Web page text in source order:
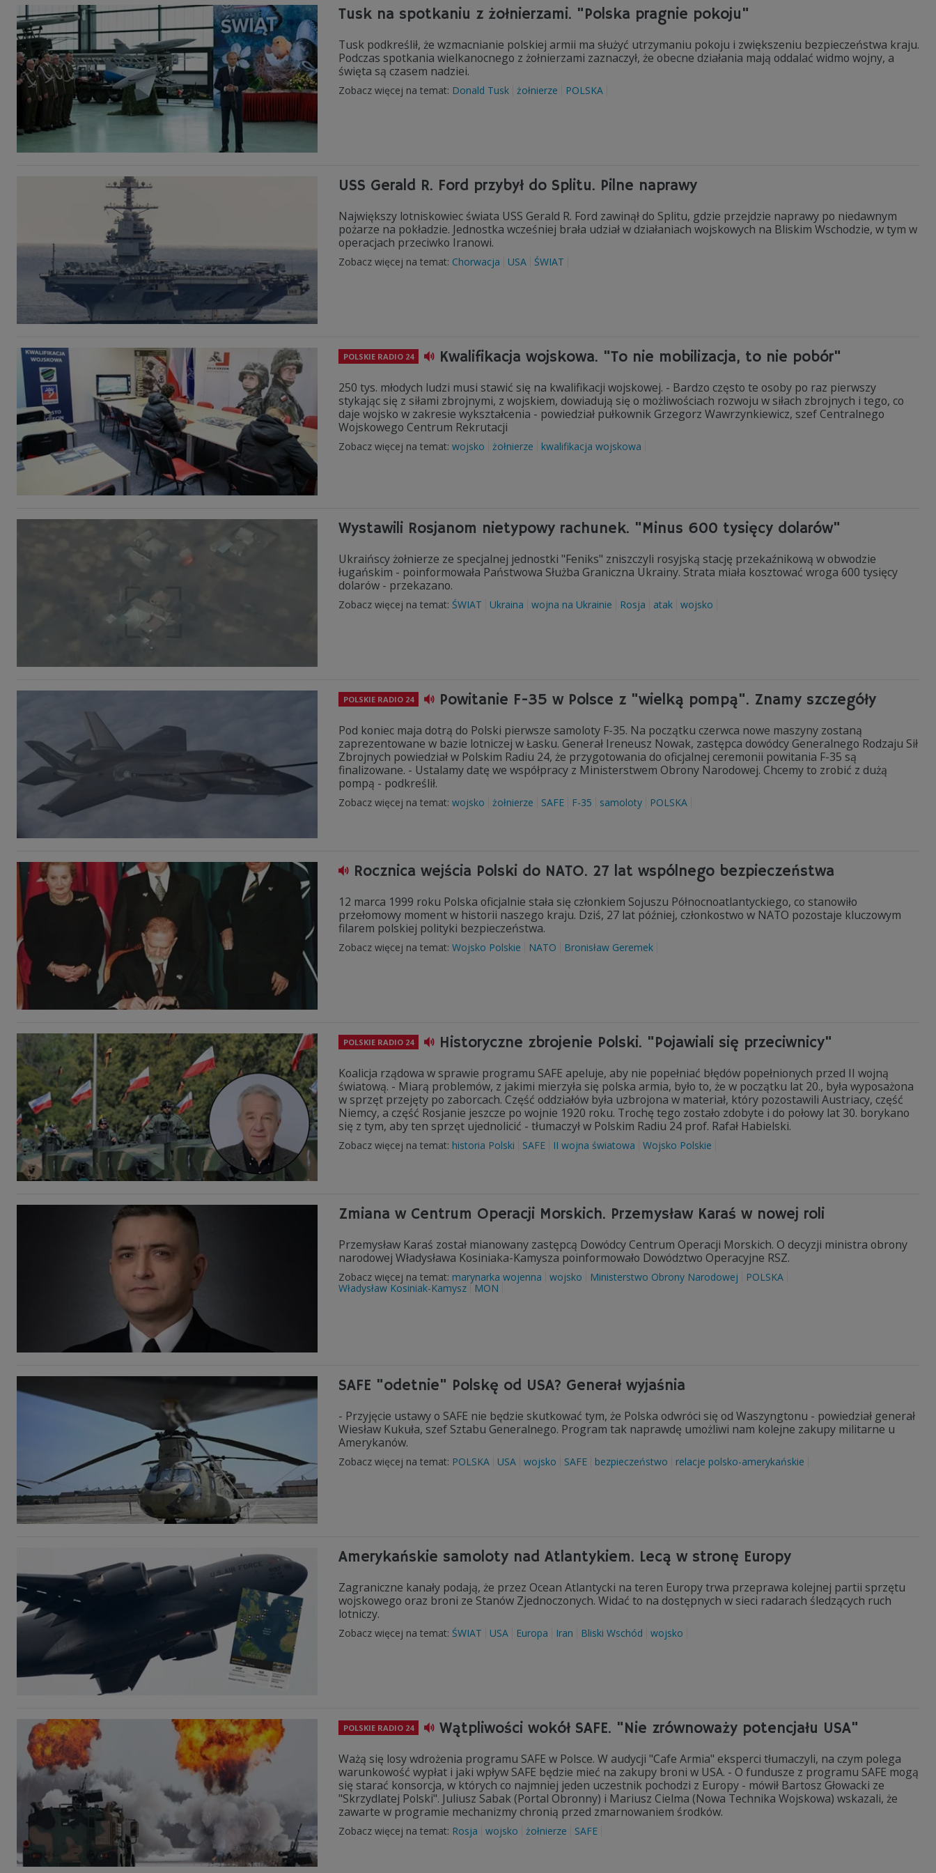
Tusk na spotkaniu z żołnierzami. "Polska pragnie pokoju"
Tusk podkreślił, że wzmacnianie polskiej armii ma służyć utrzymaniu pokoju i zwiększeniu bezpieczeństwa kraju.
Podczas spotkania wielkanocnego z żołnierzami zaznaczył, że obecne działania mają oddalać widmo wojny, a
święta są czasem nadziei.
Zobacz więcej na temat: Donald Tusk żołnierze POLSKA
USS Gerald R. Ford przybył do Splitu. Pilne naprawy
Największy lotniskowiec świata USS Gerald R. Ford zawinął do Splitu, gdzie przejdzie naprawy po niedawnym
pożarze na pokładzie. Jednostka wcześniej brała udział w działaniach wojskowych na Bliskim Wschodzie, w tym w
operacjach przeciwko Iranowi.
Zobacz więcej na temat: Chorwacja USA ŚWIAT
POLSKIE RADIO 24 Kwalifikacja wojskowa. "To nie mobilizacja, to nie pobór"
250 tys. młodych ludzi musi stawić się na kwalifikacji wojskowej. - Bardzo często te osoby po raz pierwszy
stykając się z siłami zbrojnymi, z wojskiem, dowiadują się o możliwościach rozwoju w siłach zbrojnych i tego, co
daje wojsko w zakresie wykształcenia - powiedział pułkownik Grzegorz Wawrzynkiewicz, szef Centralnego
Wojskowego Centrum Rekrutacji
Zobacz więcej na temat: wojsko żołnierze kwalifikacja wojskowa
Wystawili Rosjanom nietypowy rachunek. "Minus 600 tysięcy dolarów"
Ukraińscy żołnierze ze specjalnej jednostki "Feniks" zniszczyli rosyjską stację przekaźnikową w obwodzie
ługańskim - poinformowała Państwowa Służba Graniczna Ukrainy. Strata miała kosztować wroga 600 tysięcy
dolarów - przekazano.
Zobacz więcej na temat: ŚWIAT Ukraina wojna na Ukrainie Rosja atak wojsko
POLSKIE RADIO 24 Powitanie F-35 w Polsce z "wielką pompą". Znamy szczegóły
Pod koniec maja dotrą do Polski pierwsze samoloty F-35. Na początku czerwca nowe maszyny zostaną
zaprezentowane w bazie lotniczej w Łasku. Generał Ireneusz Nowak, zastępca dowódcy Generalnego Rodzaju Sił
Zbrojnych powiedział w Polskim Radiu 24, że przygotowania do oficjalnej ceremonii powitania F-35 są
finalizowane. - Ustalamy datę we współpracy z Ministerstwem Obrony Narodowej. Chcemy to zrobić z dużą
pompą - podkreślił.
Zobacz więcej na temat: wojsko żołnierze SAFE F-35 samoloty POLSKA
Rocznica wejścia Polski do NATO. 27 lat wspólnego bezpieczeństwa
12 marca 1999 roku Polska oficjalnie stała się członkiem Sojuszu Północnoatlantyckiego, co stanowiło
przełomowy moment w historii naszego kraju. Dziś, 27 lat później, członkostwo w NATO pozostaje kluczowym
filarem polskiej polityki bezpieczeństwa.
Zobacz więcej na temat: Wojsko Polskie NATO Bronisław Geremek
POLSKIE RADIO 24 Historyczne zbrojenie Polski. "Pojawiali się przeciwnicy"
Koalicja rządowa w sprawie programu SAFE apeluje, aby nie popełniać błędów popełnionych przed II wojną
światową. - Miarą problemów, z jakimi mierzyła się polska armia, było to, że w początku lat 20., była wyposażona
w sprzęt przejęty po zaborcach. Część oddziałów była uzbrojona w materiał, który pozostawili Austriacy, część
Niemcy, a część Rosjanie jeszcze po wojnie 1920 roku. Trochę tego zostało zdobyte i do połowy lat 30. borykano
się z tym, aby ten sprzęt ujednolicić - tłumaczył w Polskim Radiu 24 prof. Rafał Habielski.
Zobacz więcej na temat: historia Polski SAFE II wojna światowa Wojsko Polskie
Zmiana w Centrum Operacji Morskich. Przemysław Karaś w nowej roli
Przemysław Karaś został mianowany zastępcą Dowódcy Centrum Operacji Morskich. O decyzji ministra obrony
narodowej Władysława Kosiniaka-Kamysza poinformowało Dowództwo Operacyjne RSZ.
Zobacz więcej na temat: marynarka wojenna wojsko Ministerstwo Obrony Narodowej
POLSKA
Władysław Kosiniak-Kamysz
MON
SAFE "odetnie" Polskę od USA? Generał wyjaśnia
- Przyjęcie ustawy o SAFE nie będzie skutkować tym, że Polska odwróci się od Waszyngtonu - powiedział generał
Wiesław Kukuła, szef Sztabu Generalnego. Program tak naprawdę umożliwi nam kolejne zakupy militarne u
Amerykanów.
Zobacz więcej na temat: POLSKA USA wojsko SAFE bezpieczeństwo relacje polsko-amerykańskie
Amerykańskie samoloty nad Atlantykiem. Lecą w stronę Europy
Zagraniczne kanały podają, że przez Ocean Atlantycki na teren Europy trwa przeprawa kolejnej partii sprzętu
wojskowego oraz broni ze Stanów Zjednoczonych. Widać to na dostępnych w sieci radarach śledzących ruch
lotniczy.
Zobacz więcej na temat: ŚWIAT USA Europa Iran Bliski Wschód wojsko
POLSKIE RADIO 24 Wątpliwości wokół SAFE. "Nie zrównoważy potencjału USA"
Ważą się losy wdrożenia programu SAFE w Polsce. W audycji "Cafe Armia" eksperci tłumaczyli, na czym polega
warunkowość wypłat i jaki wpływ SAFE będzie mieć na zakupy broni w USA. - O fundusze z programu SAFE mogą
się starać konsorcja, w których co najmniej jeden uczestnik pochodzi z Europy - mówił Bartosz Głowacki ze
"Skrzydlatej Polski". Juliusz Sabak (Portal Obronny) i Mariusz Cielma (Nowa Technika Wojskowa) wskazali, że
zawarte w programie mechanizmy chronią przed zmarnowaniem środków.
Zobacz więcej na temat: Rosja wojsko żołnierze SAFE